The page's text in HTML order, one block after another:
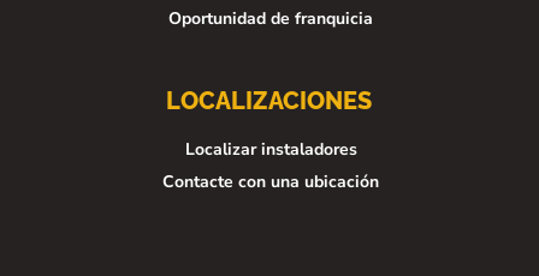
Oportunidad de franquicia
LOCALIZACIONES
Localizar instaladores
Contacte con una ubicación